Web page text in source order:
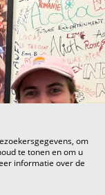
om
te tonen en om u
informatie over de